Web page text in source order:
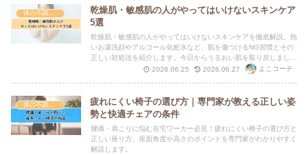
乾燥肌・敏感肌の人がやってはいけないスキンケア
5選
乾燥肌・敏感肌の人がやってはいけないスキンケアを徹底解説。熱
いお湯洗顔やアルコール化粧水など、肌を傷つけるNG習慣とその
正しい対処法を紹介します。今日からうるおい肌を取り戻しましょ
2026.06.25 2026.06.27 よこコーチ
疲れにくい椅子の選び方｜専門家が教える正しい姿
勢と快適チェアの条件
腰痛・肩こりに悩む在宅ワーカー必見！疲れにくい椅子の選び方と
正しい座り方、座面角度や高さのポイントを専門家がわかりやすく
解説します。